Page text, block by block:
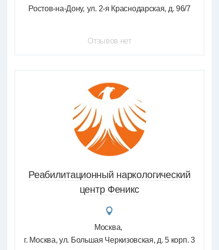
Ростов-на-Дону ул. 2-я Краснодарская, д. 96/7
Отзывов нет
Реабилитационный наркологический
центр Феникс
Москва
г. Москва, ул. Большая Черкизовская, д. 5 корп. 3